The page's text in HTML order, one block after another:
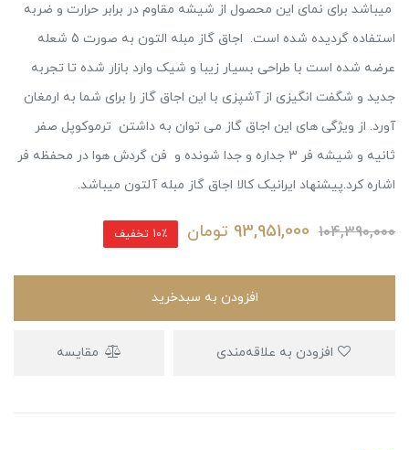
میباشد برای نمای این محصول از شیشه مقاوم در برابر حرارت و ضربه
استفاده گردیده شده است. اجاق گاز مبله التون به صورت 5 شعله
عرضه شده است با طراحی بسیار زیبا و شیک وارد بازار شده تا تجربه
جدید و شگفت انگیزی از آشپزی با این اجاق گاز را برای شما به ارمغان
آورد. از ویژگی های این اجاق گاز می توان به داشتن ترموکوپل صفر
ثانیه و شیشه فر 3 جداره و جدا شونده و فن گردش هوا در محفظه فر
اشاره کرد.پیشنهاد ایرانیک کالا اجاق گاز مبله آلتون میباشد.
104,390,000
93,951,000 تومان 10٪ تخفیف
افزودن به سبدخرید
مقایسه